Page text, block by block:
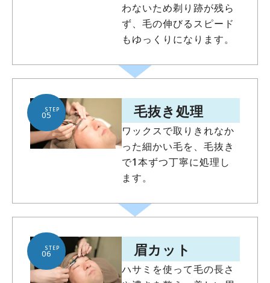
わないため剃り跡が残ら
ず、毛の伸びるスピード
もゆっくりになります。
毛抜き処理
ワックスで取りきれなか
った細かい毛を、毛抜き
で1本ずつ丁寧に処理し
ます。
STEP
05
眉カット
ハサミを使って毛の長さ
STEP
06